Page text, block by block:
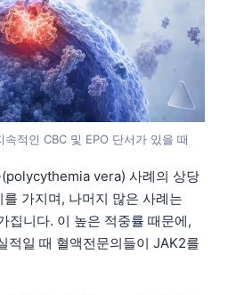
적인 CBC 및 EPO 단서가 있을 때
vera) 사례의 상당
가지며, 나머지 많은 사례는
집니다. 이 높은 적중률 때문에,
적일 때 혈액전문의들이 JAK2를